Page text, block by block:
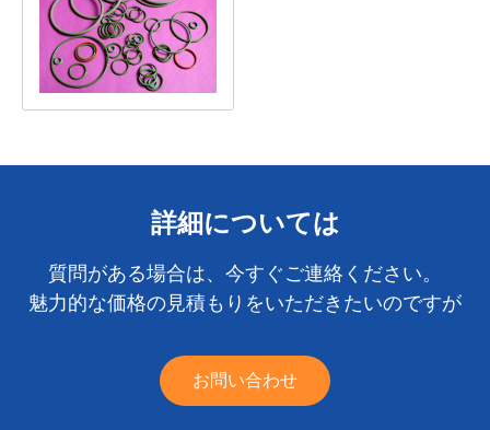
詳細については
質問がある場合は、今すぐご連絡ください。
魅力的な価格の見積もりをいただきたいのですが
お問い合わせ